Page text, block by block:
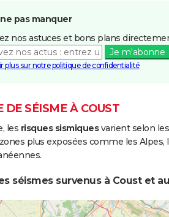
pas manquer
nos astuces et bons plans
Je m'abonne
plus sur notre politique de confidentialité
DE SÉISME À COUST
les risques sismiquesvarient selon
plus exposées comme les
séismes survenus à Coust et